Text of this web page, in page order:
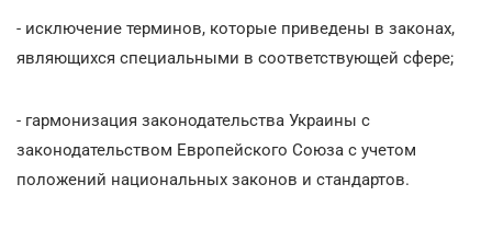
- исключение терминов, которые приведены в законах,
являющихся специальными в соответствующей сфере;
- гармонизация законодательства Украины с
законодательством Европейского Союза с учетом
положений национальных законов и стандартов.